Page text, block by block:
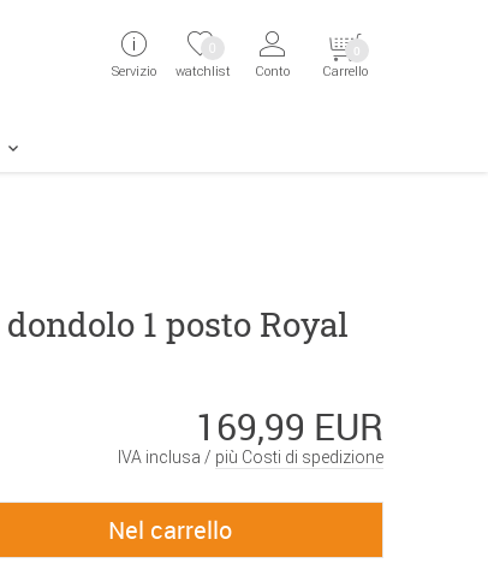
Servizio watchlist
0
Conto Carrello
0
1 posto Royal
169,99 EUR
IVA inclusa / più Costi di spedizione